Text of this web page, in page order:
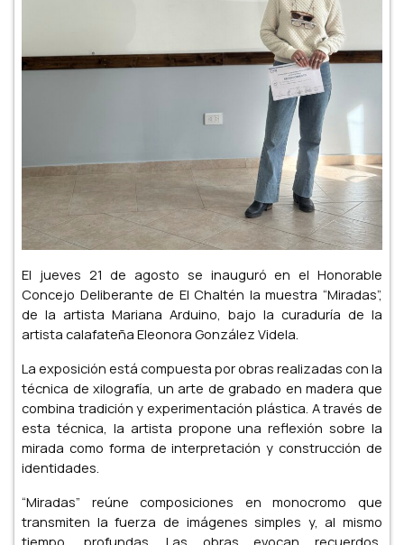
El jueves 21 de agosto se inauguró en el Honorable
Concejo Deliberante de El Chaltén la muestra “Miradas”,
de la artista Mariana Arduino, bajo la curaduría de la
artista calafateña Eleonora González Videla.
La exposición está compuesta por obras realizadas con la
técnica de xilografía, un arte de grabado en madera que
combina tradición y experimentación plástica. A través de
esta técnica, la artista propone una reflexión sobre la
mirada como forma de interpretación y construcción de
identidades.
“Miradas” reúne composiciones en monocromo que
transmiten la fuerza de imágenes simples y, al mismo